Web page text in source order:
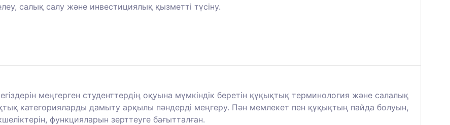
салық салу және инвестициялық қызметті түсіну.
меңгерген студенттердің оқуына мүмкіндік беретін құқықтық терминология және салалық
категорияларды дамыту арқылы пәндерді меңгеру. Пән мемлекет пен құқықтың пайда болуын,
функцияларын зерттеуге бағытталған.